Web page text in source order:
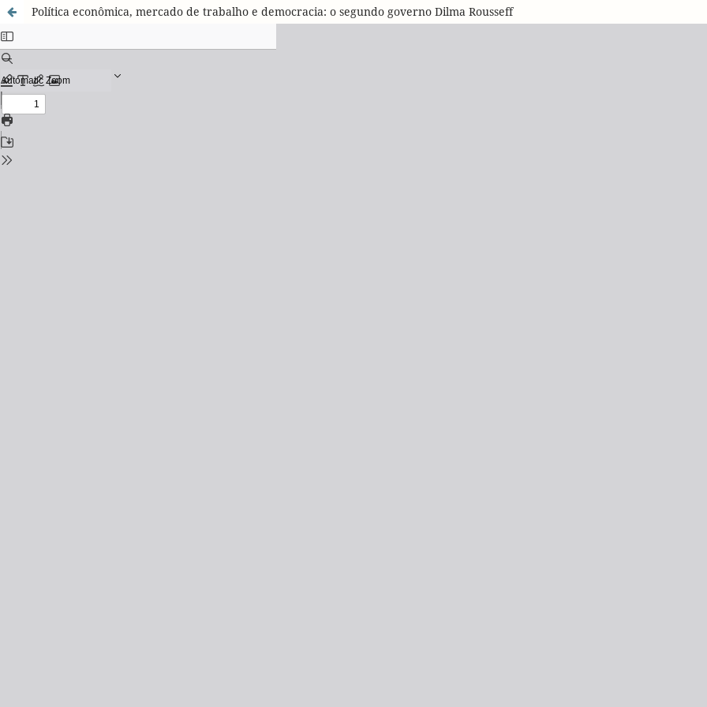
Política econômica, mercado de trabalho e democracia: o segundo governo Dilma Rousseff